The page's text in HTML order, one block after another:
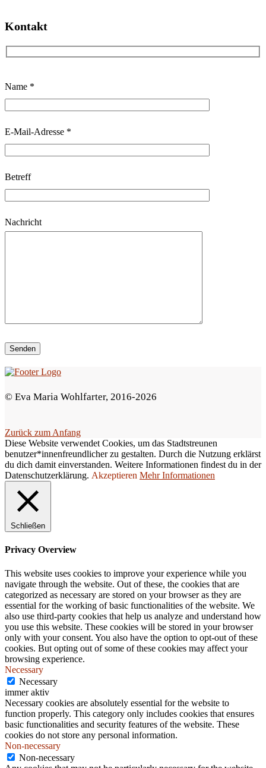
Kontakt
t
t
e
a
s
s
e
s
e
l
l
e
e
Name *
E-Mail-Adresse *
Betreff
Nachricht
© Eva Maria Wohlfarter, 2016-2026
Zurück zum Anfang
Diese Website verwendet Cookies, um das Stadtstreunen
benutzer*innenfreundlicher zu gestalten. Durch die Nutzung erklärst
du dich damit einverstanden. Weitere Informationen findest du in der
Datenschutzerklärung. Akzeptieren Mehr Informationen
Schließen
Privacy Overview
This website uses cookies to improve your experience while you
navigate through the website. Out of these, the cookies that are
categorized as necessary are stored on your browser as they are
essential for the working of basic functionalities of the website. We
also use third-party cookies that help us analyze and understand how
you use this website. These cookies will be stored in your browser
only with your consent. You also have the option to opt-out of these
cookies. But opting out of some of these cookies may affect your
browsing experience.
Necessary
Necessary
immer aktiv
Necessary cookies are absolutely essential for the website to
function properly. This category only includes cookies that ensures
basic functionalities and security features of the website. These
cookies do not store any personal information.
Non-necessary
Non-necessary